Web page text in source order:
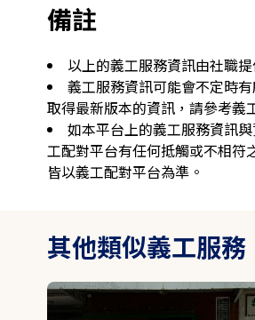
備註
以上的義工服務資訊由社職提
義工服務資訊可能會不定時
取得最新版本的資訊，請參考義
如本平台上的義工服務資訊
工配對平台有任何抵觸或不相符
皆以義工配對平台為準。
其他類似義工服務